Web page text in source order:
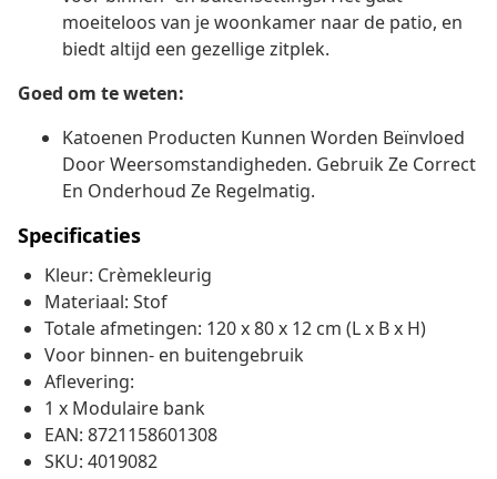
moeiteloos van je woonkamer naar de patio, en
biedt altijd een gezellige zitplek.
Goed om te weten:
Katoenen Producten Kunnen Worden Beïnvloed
Door Weersomstandigheden. Gebruik Ze Correct
En Onderhoud Ze Regelmatig.
Specificaties
Kleur: Crèmekleurig
Materiaal: Stof
Totale afmetingen: 120 x 80 x 12 cm (L x B x H)
Voor binnen- en buitengebruik
Aflevering:
1 x Modulaire bank
EAN: 8721158601308
SKU: 4019082